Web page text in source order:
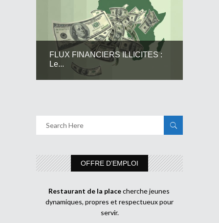
FLUX FINANCIERS ILLICITES :
Le...
OFFRE D’EMPLOI
Restaurant de la placecherche jeunes
dynamiques, propres et respectueux pour
servir.